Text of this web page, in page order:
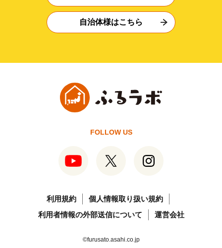
自治体様はこちら
FOLLOW US
利用規約
個人情報取り扱い規約
利用者情報の外部送信について
運営会社
©furusato.asahi.co.jp